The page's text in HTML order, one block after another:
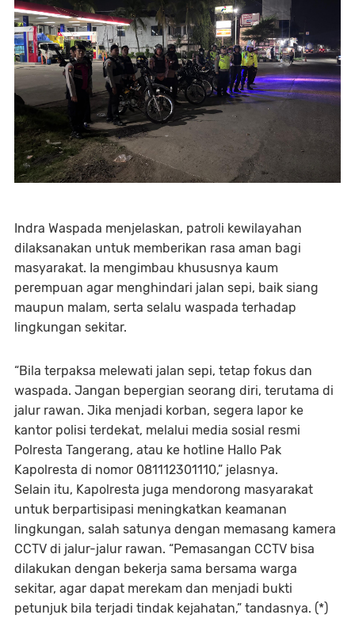
Indra Waspada menjelaskan, patroli kewilayahan
dilaksanakan untuk memberikan rasa aman bagi
masyarakat. Ia mengimbau khususnya kaum
perempuan agar menghindari jalan sepi, baik siang
maupun malam, serta selalu waspada terhadap
lingkungan sekitar.
“Bila terpaksa melewati jalan sepi, tetap fokus dan
waspada. Jangan bepergian seorang diri, terutama di
jalur rawan. Jika menjadi korban, segera lapor ke
kantor polisi terdekat, melalui media sosial resmi
Polresta Tangerang, atau ke hotline Hallo Pak
Kapolresta di nomor 081112301110,” jelasnya.
Selain itu, Kapolresta juga mendorong masyarakat
untuk berpartisipasi meningkatkan keamanan
lingkungan, salah satunya dengan memasang kamera
CCTV di jalur-jalur rawan. “Pemasangan CCTV bisa
dilakukan dengan bekerja sama bersama warga
sekitar, agar dapat merekam dan menjadi bukti
petunjuk bila terjadi tindak kejahatan,” tandasnya. (*)